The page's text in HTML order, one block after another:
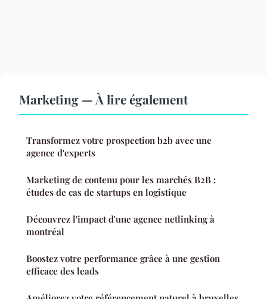
Marketing — À lire également
Transformez votre prospection b2b avec une
agence d'experts
Marketing de contenu pour les marchés B2B :
études de cas de startups en logistique
Découvrez l'impact d'une agence netlinking à
montréal
Boostez votre performance grâce à une gestion
efficace des leads